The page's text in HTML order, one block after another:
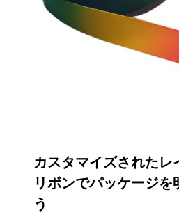
カスタマイズされたレ
リボンでパッケージを
う